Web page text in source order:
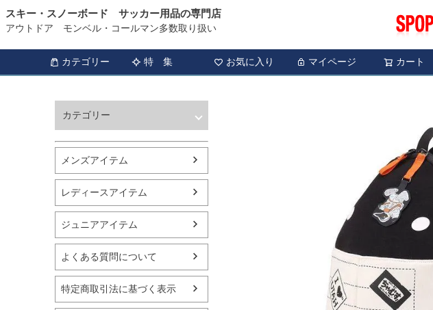
スキー・スノーボード サッカー用品の専門店
アウトドア モンベル・コールマン多数取り扱い
カテゴリー 特 集 お気に入り マイページ カート
カテゴリー
バスケットボール
シューズ
ランニング用品
スポーツアパレル
テニス
バレーボール
フィットネス用品
スイミング用品
メンズアイテム
レディースアイテム
ジュニアアイテム
よくある質問について
特定商取引法に基づく表示